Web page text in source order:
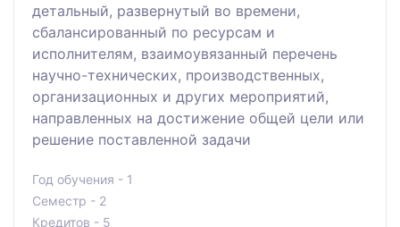
детальный, развернутый во времени,
сбалансированный по ресурсам и
исполнителям, взаимоувязанный перечень
научно-технических, производственных,
организационных и других мероприятий,
направленных на достижение общей цели или
решение поставленной задачи
Год обучения - 1
Семестр - 2
Кредитов - 5